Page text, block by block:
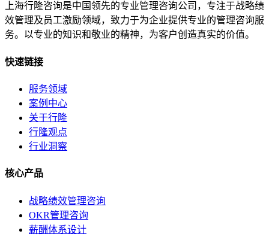
上海行隆咨询是中国领先的专业管理咨询公司，专注于战略绩
效管理及员工激励领域，致力于为企业提供专业的管理咨询服
务。以专业的知识和敬业的精神，为客户创造真实的价值。
快速链接
服务领域
案例中心
关于行隆
行隆观点
行业洞察
核心产品
战略绩效管理咨询
OKR管理咨询
薪酬体系设计